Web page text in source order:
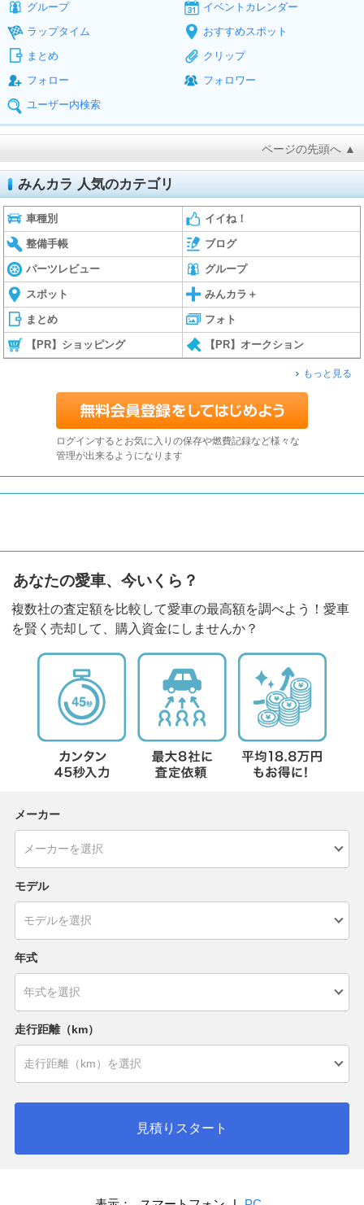
グループ
イベントカレンダー
ラップタイム
おすすめスポット
まとめ
クリップ
フォロー
フォロワー
ユーザー内検索
ページの先頭へ ▲
みんカラ 人気のカテゴリ
車種別 イイね！
整備手帳 ブログ
パーツレビュー グループ
スポット みんカラ＋
まとめ フォト
【PR】ショッピング 【PR】オークション
もっと見る
ログインするとお気に入りの保存や燃費記録など様々な
管理が出来るようになります
あなたの愛車、今いくら？
複数社の査定額を比較して愛車の最高額を調べよう！愛車
を賢く売却して、購入資金にしませんか？
メーカー
モデル
年式
走行距離（km）
見積りスタート